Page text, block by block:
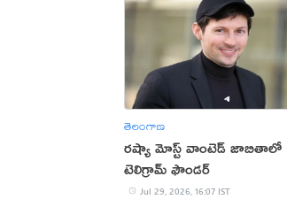
తెలంగాణ
రష్యా మోస్ట్ వాంటెడ్ జాబితాలో
టెలిగ్రామ్ ఫౌండర్
Jul 29, 2026, 16:07 IST